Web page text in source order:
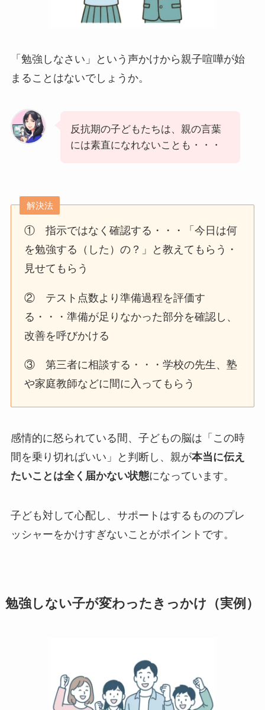
「勉強しなさい」という声かけから親子喧嘩が始
まることはないでしょうか。
反抗期の子どもたちは、親の言葉
には素直になれないことも・・・
解決法
① 指示ではなく確認する・・・「今日は何
を勉強する（した）の？」と教えてもらう・
見せてもらう
② テスト点数より準備過程を評価す
る・・・準備が足りなかった部分を確認し、
改善を呼びかける
③ 第三者に相談する・・・学校の先生、塾
や家庭教師などに間に入ってもらう
感情的に怒られている間、子どもの脳は「この時
間を乗り切ればいい」と判断し、親が本当に伝え
たいことは全く届かない状態になっています。
子ども対して心配し、サポートはするもののプレ
ッシャーをかけすぎないことがポイントです。
勉強しない子が変わったきっかけ（実例）